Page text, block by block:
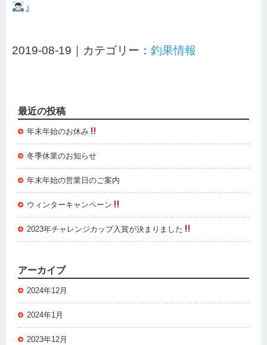
』
2019-08-19｜カテゴリー： 釣果情報
最近の投稿
年末年始のお休み
冬季休業のお知らせ
年末年始の営業日のご案内
ウィンターキャンペーン
2023年チャレンジカップ入賞が決まりました
アーカイブ
2024年12月
2024年1月
2023年12月